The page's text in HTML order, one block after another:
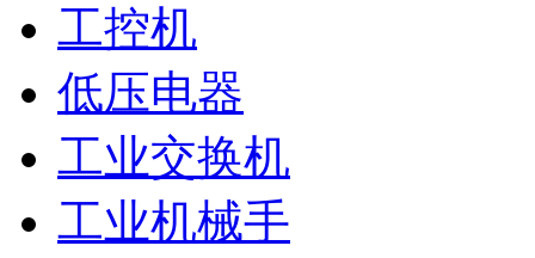
工控机
低压电器
工业交换机
工业机械手